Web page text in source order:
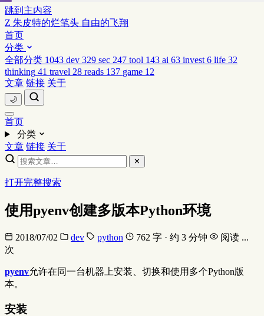
跳到主内容
Z 朱皮特的烂笔头 自由的飞翔
首页
分类
全部分类 1043 dev 329 sec 247 tool 143 ai 63 invest 6 life 32
thinking 41 travel 28 reads 137 game 12
文章 链接 关于
🌙
首页
分类
文章 链接 关于
✕
打开完整搜索
使用pyenv创建多版本Python环境
2018/07/02 dev python 762 字 · 约 3 分钟 阅读 ...
次
pyenv允许在同一台机器上安装、切换和使用多个Python版
本。
安装